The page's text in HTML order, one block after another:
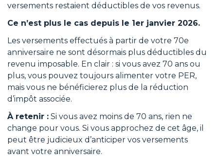
versements restaient déductibles de vos revenus.
Ce n’est plus le cas depuis le 1er janvier 2026.
Les versements effectués à partir de votre 70e
anniversaire ne sont désormais plus déductibles du
revenu imposable. En clair : si vous avez 70 ans ou
plus, vous pouvez toujours alimenter votre PER,
mais vous ne bénéficierez plus de la réduction
d’impôt associée.
À retenir : Si vous avez moins de 70 ans, rien ne
change pour vous. Si vous approchez de cet âge, il
peut être judicieux d’anticiper vos versements
avant votre anniversaire.